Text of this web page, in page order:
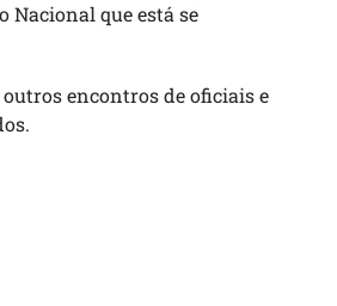
Nacional que está se
encontros de oficiais e